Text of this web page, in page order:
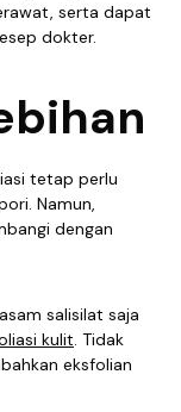
serta dapat
dokter.
tetap perlu
Namun,
dengan
salisilat saja
kulit. Tidak
eksfolian